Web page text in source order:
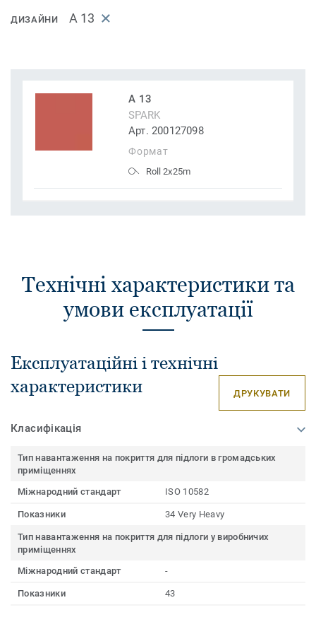
ДИЗАЙНИ A 13
A 13
SPARK
Арт. 200127098
Формат
Roll 2x25m
Технічні характеристики та
умови експлуатації
Експлуатаційні і технічні
характеристики
ДРУКУВАТИ
Класифікація
Тип навантаження на покриття для підлоги в громадських
приміщеннях
Міжнародний стандарт
ISO 10582
Показники 34 Very Heavy
Тип навантаження на покриття для підлоги у виробничих
приміщеннях
Міжнародний стандарт
-
Показники 43